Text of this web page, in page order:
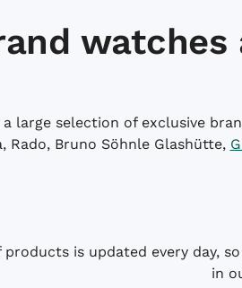
large selection of exclusive
Rado, Bruno Söhnle Glashütte,
products is updated every day,
in